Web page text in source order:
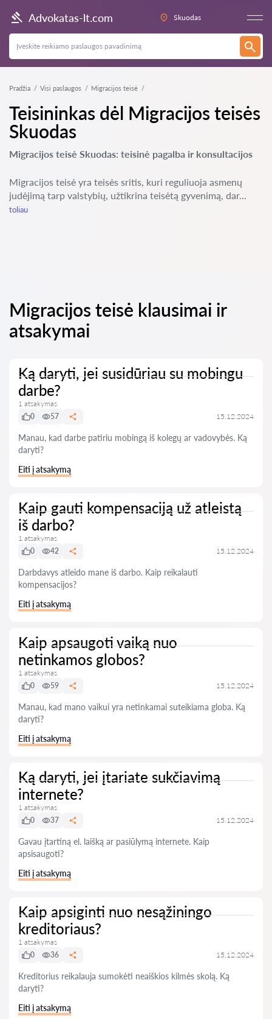
Advokatas-lt.com Skuodas
Pradžia Visi paslaugos Migracijos teisė
Teisininkas dėl Migracijos teisės
Skuodas
Migracijos teisė Skuodas: teisinė pagalba ir konsultacijos
Migracijos teisė yra teisės sritis, kuri reguliuoja asmenų
judėjimą tarp valstybių, užtikrina teisėtą gyvenimą, dar...
toliau
Migracijos teisė klausimai ir
atsakymai
Ką daryti, jei susidūriau su mobingu
darbe?
1 atsakymas
0
57 15.12.2024
Manau, kad darbe patiriu mobingą iš kolegų ar vadovybės. Ką
daryti?
Eiti į atsakymą
Kaip gauti kompensaciją už atleistą
iš darbo?
1 atsakymas
0
42 15.12.2024
Darbdavys atleido mane iš darbo. Kaip reikalauti
kompensacijos?
Eiti į atsakymą
Kaip apsaugoti vaiką nuo
netinkamos globos?
1 atsakymas
0
59 15.12.2024
Manau, kad mano vaikui yra netinkamai suteikiama globa. Ką
daryti?
Eiti į atsakymą
Ką daryti, jei įtariate sukčiavimą
internete?
1 atsakymas
0
37 15.12.2024
Gavau įtartiną el. laišką ar pasiūlymą internete. Kaip
apsisaugoti?
Eiti į atsakymą
Kaip apsiginti nuo nesąžiningo
kreditoriaus?
1 atsakymas
0
36 15.12.2024
Kreditorius reikalauja sumokėti neaiškios kilmės skolą. Ką
daryti?
Eiti į atsakymą